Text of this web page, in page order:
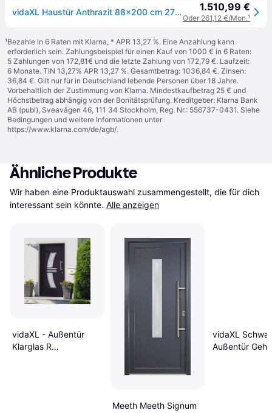
vidaXL Haustür Anthrazit 88x200 cm 279193 1.510,99 €
Oder 261,12 €/Mon.¹
¹Bezahle in 6 Raten mit Klarna, * APR 13,27 %. Eine Anzahlung kann
erforderlich sein. Zahlungsbeispiel für einen Kauf von 1000 € in 6 Raten:
5 Zahlungen von 172,81€ und die letzte Zahlung von 172,79 €. Laufzeit:
6 Monate. TIN 13,27% APR 13,27 %. Gesamtbetrag: 1036,84 €. Zinsen:
36,84 €. Gilt nur für in Deutschland lebende Personen über 18 Jahre.
Vorbehaltlich der Zustimmung von Klarna. Mindestkaufbetrag 25 € und
Höchstbetrag abhängig von der Bonitätsprüfung. Kreditgeber: Klarna Bank
AB (publ), Sveavägen 46, 111 34 Stockholm, Reg. Nr.: 556737-0431. Siehe
Bedingungen und weitere Informationen unter
https://www.klarna.com/de/agb/.
Ähnliche Produkte
Wir haben eine Produktauswahl zusammengestellt, die für dich
interessant sein könnte. Alle anzeigen
vidaXL - Außentür
Klarglas R
Meeth Meeth Signum
vidaXL
Außentür